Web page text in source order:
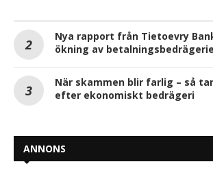
Nya rapport från Tietoevry
ökning av
När skammen blir farlig – så
efter ekonomiskt bedrägeri
ANNONS